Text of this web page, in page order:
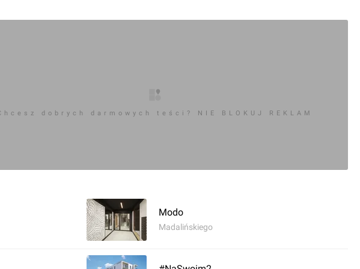
dobrych darmowych teści? NIE BLOKUJ REKLAM
Modo
Madalińskiego